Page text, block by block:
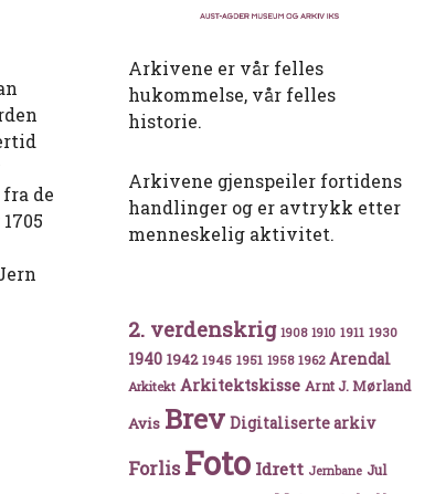
de
Arkivene er vår felles
hukommelse, vår felles
historie.
Arkivene gjenspeiler fortidens
handlinger og er avtrykk etter
menneskelig aktivitet.
2. verdenskrig 1908 1910 1911 1930
1940 1942 1945 1951 1958 1962 Arendal
Arkitekt Arkitektskisse Arnt J. Mørland
Avis Brev Digitaliserte arkiv
Forlis Foto Idrett Jernbane Jul